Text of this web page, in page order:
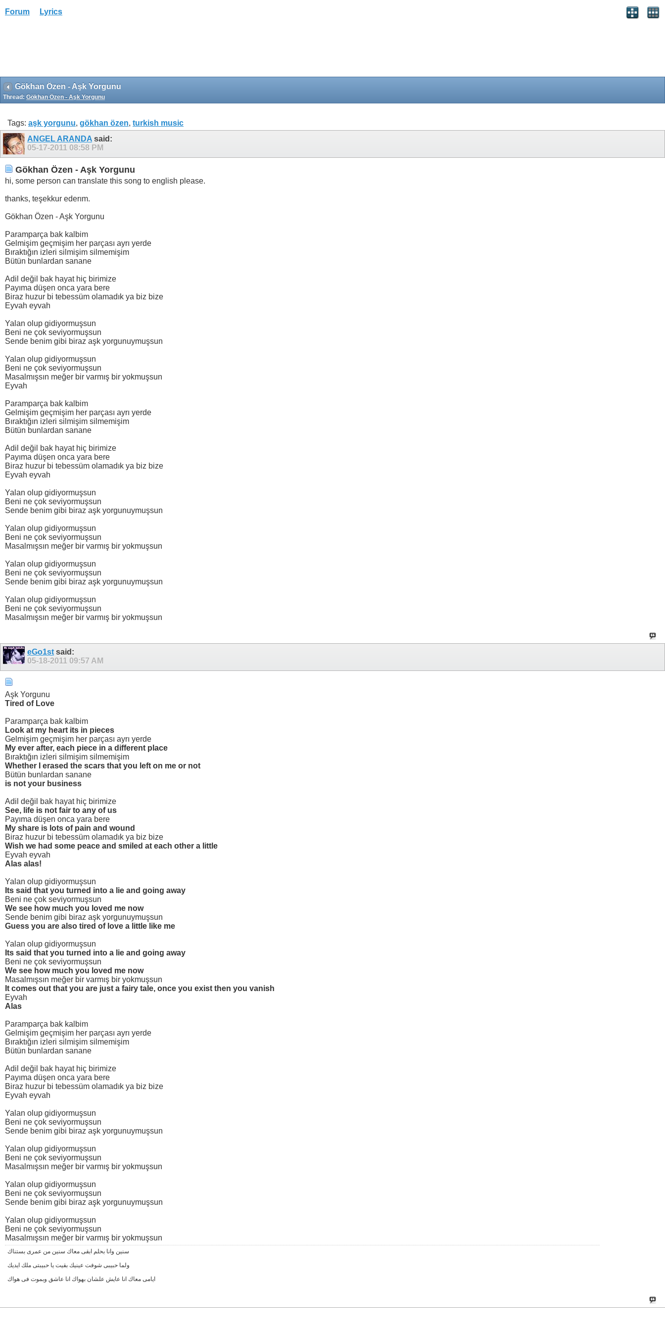
Forum Lyrics
Gökhan Özen - Aşk Yorgunu
Thread: Gökhan Özen - Aşk Yorgunu
Tags: aşk yorgunu, gökhan özen, turkish music
ANGEL ARANDA said:
05-17-2011 08:58 PM
Gökhan Özen - Aşk Yorgunu
hi, some person can translate this song to english please.
thanks, teşekkur ederım.
Gökhan Özen - Aşk Yorgunu
Paramparça bak kalbim
Gelmişim geçmişim her parçası ayrı yerde
Bıraktığın izleri silmişim silmemişim
Bütün bunlardan sanane
Adil değil bak hayat hiç birimize
Payıma düşen onca yara bere
Biraz huzur bi tebessüm olamadık ya biz bize
Eyvah eyvah
Yalan olup gidiyormuşsun
Beni ne çok seviyormuşsun
Sende benim gibi biraz aşk yorgunuymuşsun
Yalan olup gidiyormuşsun
Beni ne çok seviyormuşsun
Masalmışsın meğer bir varmış bir yokmuşsun
Eyvah
Paramparça bak kalbim
Gelmişim geçmişim her parçası ayrı yerde
Bıraktığın izleri silmişim silmemişim
Bütün bunlardan sanane
Adil değil bak hayat hiç birimize
Payıma düşen onca yara bere
Biraz huzur bi tebessüm olamadık ya biz bize
Eyvah eyvah
Yalan olup gidiyormuşsun
Beni ne çok seviyormuşsun
Sende benim gibi biraz aşk yorgunuymuşsun
Yalan olup gidiyormuşsun
Beni ne çok seviyormuşsun
Masalmışsın meğer bir varmış bir yokmuşsun
Yalan olup gidiyormuşsun
Beni ne çok seviyormuşsun
Sende benim gibi biraz aşk yorgunuymuşsun
Yalan olup gidiyormuşsun
Beni ne çok seviyormuşsun
Masalmışsın meğer bir varmış bir yokmuşsun
eGo1st said:
05-18-2011 09:57 AM
Aşk Yorgunu
Tired of Love
Paramparça bak kalbim
Look at my heart its in pieces
Gelmişim geçmişim her parçası ayrı yerde
My ever after, each piece in a different place
Bıraktığın izleri silmişim silmemişim
Whether I erased the scars that you left on me or not
Bütün bunlardan sanane
is not your business
Adil değil bak hayat hiç birimize
See, life is not fair to any of us
Payıma düşen onca yara bere
My share is lots of pain and wound
Biraz huzur bi tebessüm olamadık ya biz bize
Wish we had some peace and smiled at each other a little
Eyvah eyvah
Alas alas!
Yalan olup gidiyormuşsun
Its said that you turned into a lie and going away
Beni ne çok seviyormuşsun
We see how much you loved me now
Sende benim gibi biraz aşk yorgunuymuşsun
Guess you are also tired of love a little like me
Yalan olup gidiyormuşsun
Its said that you turned into a lie and going away
Beni ne çok seviyormuşsun
We see how much you loved me now
Masalmışsın meğer bir varmış bir yokmuşsun
It comes out that you are just a fairy tale, once you exist then you vanish
Eyvah
Alas
Paramparça bak kalbim
Gelmişim geçmişim her parçası ayrı yerde
Bıraktığın izleri silmişim silmemişim
Bütün bunlardan sanane
Adil değil bak hayat hiç birimize
Payıma düşen onca yara bere
Biraz huzur bi tebessüm olamadık ya biz bize
Eyvah eyvah
Yalan olup gidiyormuşsun
Beni ne çok seviyormuşsun
Sende benim gibi biraz aşk yorgunuymuşsun
Yalan olup gidiyormuşsun
Beni ne çok seviyormuşsun
Masalmışsın meğer bir varmış bir yokmuşsun
Yalan olup gidiyormuşsun
Beni ne çok seviyormuşsun
Sende benim gibi biraz aşk yorgunuymuşsun
Yalan olup gidiyormuşsun
Beni ne çok seviyormuşsun
Masalmışsın meğer bir varmış bir yokmuşsun
سنين وانا بحلم ابقى معاك سنين من عمرى بستناك
ولما حبيبى شوفت عينيك بقيت يا حبيبتى ملك ايديك
ايامى معاك انا عايش علشان بهواك انا عاشق وبموت فى هواك